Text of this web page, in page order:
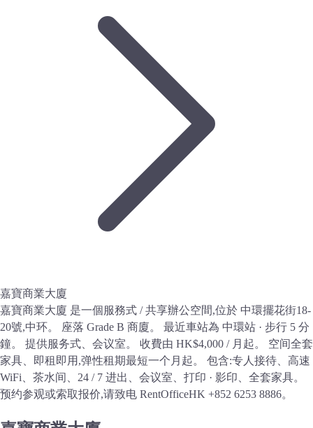
嘉寶商業大廈
嘉寶商業大廈 是一個服務式 / 共享辦公空間,位於 中環擺花街18-
20號,中环。 座落 Grade B 商廈。 最近車站為 中環站 · 步行 5 分
鐘。 提供服务式、会议室。 收費由 HK$4,000 / 月起。 空间全套
家具、即租即用,弹性租期最短一个月起。 包含:专人接待、高速
WiFi、茶水间、24 / 7 进出、会议室、打印 · 影印、全套家具。
预约参观或索取报价,请致电 RentOfficeHK +852 6253 8886。